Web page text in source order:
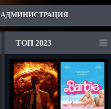
АДМИНИСТРАЦИЯ
ТОП 2023